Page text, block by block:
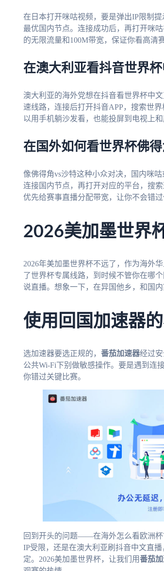
在日本打开咪咕视频，要是弹出IP限制
最优国内节点。连接成功后，再打开咪
的无限流量和100M带宽，保证你看高清
在澳大利亚看抖音世界
澳大利亚的海外党想在抖音看世界杯中
速线路，连接后打开抖音APP，搜索世
以用手机躺沙发看，也能投屏到电视上和
在国外如何看世界杯佛
像佛得角vs沙特这种小众对决，国内咪
连接国内节点，再打开对应的平台，搜
优先给赛事直播分配带宽，让你不会错过
2026美加墨世界
2026年美加墨世界杯不远了，作为海外
了世界杯专属线路，到时候不管你在哪
说直播。想象一下，在异国他乡，和国
使用回国加速器
选加速器要选正规的， 番茄加速器经过
公共Wi-Fi下别做敏感操作。要是遇到连
你错过关键比赛。
回到开头的问题——在海外怎么看欧洲
IP受限，还是在澳大利亚刷抖音中文直播
定。2026美加墨世界杯，让我们用番茄